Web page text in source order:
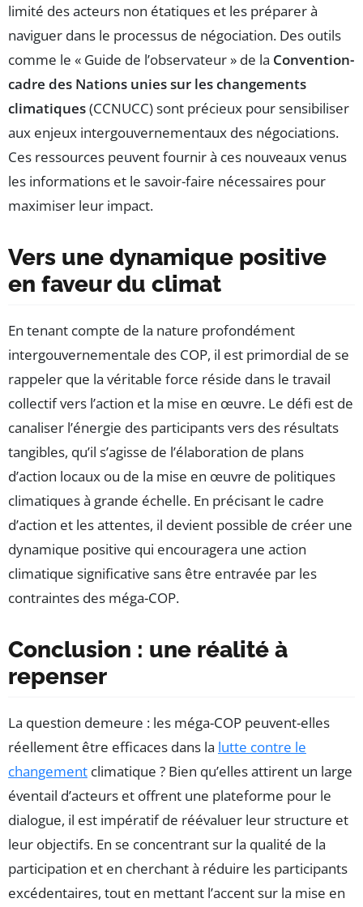
limité des acteurs non étatiques et les préparer à
naviguer dans le processus de négociation. Des outils
comme le « Guide de l’observateur » de la Convention-
cadre des Nations unies sur les changements
climatiques(CCNUCC) sont précieux pour sensibiliser
aux enjeux intergouvernementaux des négociations.
Ces ressources peuvent fournir à ces nouveaux venus
les informations et le savoir-faire nécessaires pour
maximiser leur impact.
Vers une dynamique positive
en faveur du climat
En tenant compte de la nature profondément
intergouvernementale des COP, il est primordial de se
rappeler que la véritable force réside dans le travail
collectif vers l’action et la mise en œuvre. Le défi est de
canaliser l’énergie des participants vers des résultats
tangibles, qu’il s’agisse de l’élaboration de plans
d’action locaux ou de la mise en œuvre de politiques
climatiques à grande échelle. En précisant le cadre
d’action et les attentes, il devient possible de créer une
dynamique positive qui encouragera une action
climatique significative sans être entravée par les
contraintes des méga-COP.
Conclusion : une réalité à
repenser
La question demeure : les méga-COP peuvent-elles
réellement être efficaces dans la lutte contre le
changement climatique ? Bien qu’elles attirent un large
éventail d’acteurs et offrent une plateforme pour le
dialogue, il est impératif de réévaluer leur structure et
leur objectifs. En se concentrant sur la qualité de la
participation et en cherchant à réduire les participants
excédentaires, tout en mettant l’accent sur la mise en